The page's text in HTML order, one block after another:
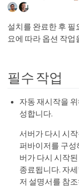
설치를 완료한 후 필
요에 따라 옵션 작업
필수 작업
자동 재시작을
성합니다.
서버가 다시 시
퍼바이저를 구성
버가 다시 시작
종료됩니다. 자
저 설명서를 참